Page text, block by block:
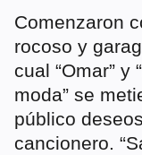
Comenzaron
rocoso y
cual “Omar” y
moda” se
público
cancionero.